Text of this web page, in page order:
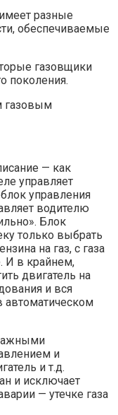
разные
обеспечиваемые
газовщики
поколения.
— как
управляет
управления
водителю
Блок
только выбрать
на газ, с газа
И в крайнем,
двигатель на
и вся
автоматическом
и
и т.д.
и исключает
— утечке газа